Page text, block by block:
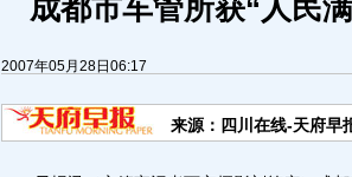
成都市车管所获“人民
2007年05月28日06:17
来源：四川在线-天府早